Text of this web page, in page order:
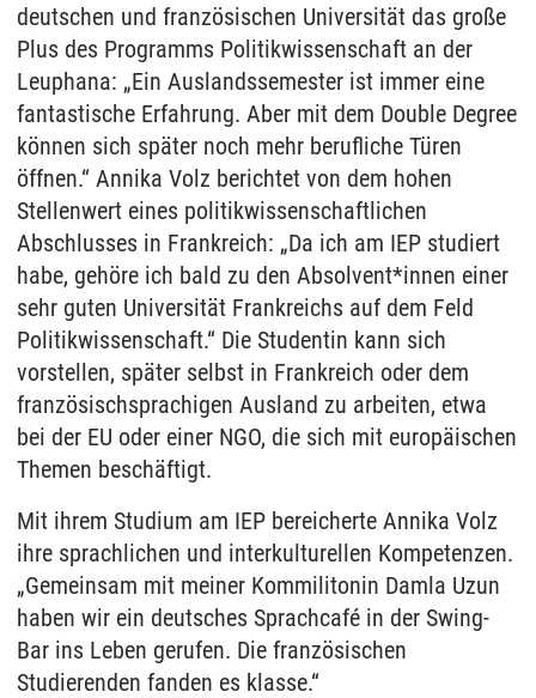
deutschen und französischen Universität das große
Plus des Programms Politikwissenschaft an der
Leuphana: „Ein Auslandssemester ist immer eine
fantastische Erfahrung. Aber mit dem Double Degree
können sich später noch mehr berufliche Türen
öffnen.“ Annika Volz berichtet von dem hohen
Stellenwert eines politikwissenschaftlichen
Abschlusses in Frankreich: „Da ich am IEP studiert
habe, gehöre ich bald zu den Absolvent*innen einer
sehr guten Universität Frankreichs auf dem Feld
Politikwissenschaft.“ Die Studentin kann sich
vorstellen, später selbst in Frankreich oder dem
französischsprachigen Ausland zu arbeiten, etwa
bei der EU oder einer NGO, die sich mit europäischen
Themen beschäftigt.
Mit ihrem Studium am IEP bereicherte Annika Volz
ihre sprachlichen und interkulturellen Kompetenzen.
„Gemeinsam mit meiner Kommilitonin Damla Uzun
haben wir ein deutsches Sprachcafé in der Swing-
Bar ins Leben gerufen. Die französischen
Studierenden fanden es klasse.“